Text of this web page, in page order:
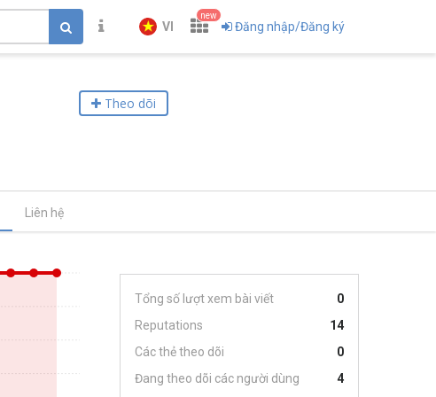
VI
new
Đăng nhập/Đăng ký
Theo dõi
Liên hệ
Tổng số lượt xem bài viết
0
Reputations
14
Các thẻ theo dõi
0
Đang theo dõi các người dùng
4